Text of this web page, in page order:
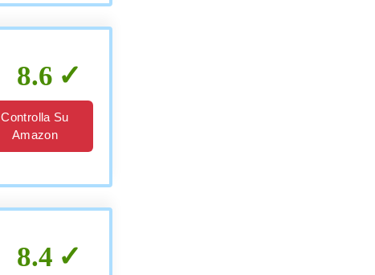
8.6
Controlla Su
Amazon
8.4